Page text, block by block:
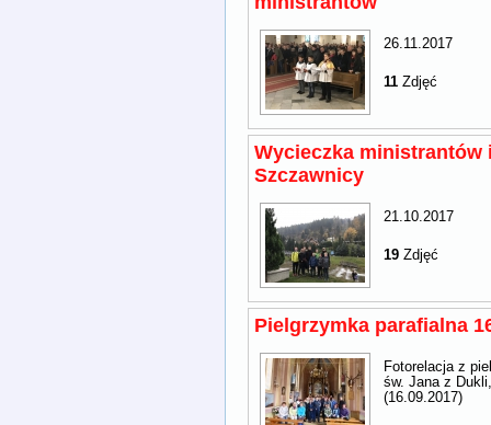
26.11.2017
11 Zdjęć
Wycieczka ministrantów
Szczawnicy
21.10.2017
19 Zdjęć
Pielgrzymka parafialna
Fotorelacja z
św. Jana z
(16.09.2017)